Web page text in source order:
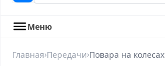
Меню
Главная›Передачи›Повара на колесах